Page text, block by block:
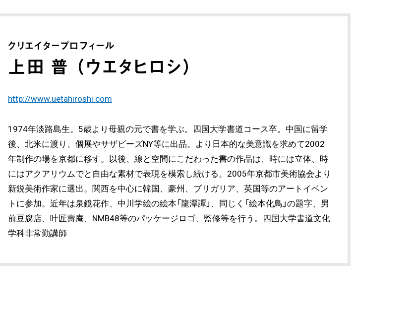
クリエイタープロフィール
上田 普 （ウエタヒロシ）
http://www.uetahiroshi.com
1974年淡路島生。5歳より母親の元で書を学ぶ。四国大学書道コース卒。中国に留学
後、北米に渡り、個展やサザビーズNY等に出品。より日本的な美意識を求めて2002
年制作の場を京都に移す。以後、線と空間にこだわった書の作品は、時には立体、時
にはアクアリウムでと自由な素材で表現を模索し続ける。2005年京都市美術協会より
新鋭美術作家に選出。関西を中心に韓国、豪州、ブリガリア、英国等のアートイベン
トに参加。近年は泉鏡花作、中川学絵の絵本「龍潭譚」、同じく「絵本化鳥」の題字、男
前豆腐店、叶匠壽庵、NMB48等のパッケージロゴ、監修等を行う。四国大学書道文化
学科非常勤講師